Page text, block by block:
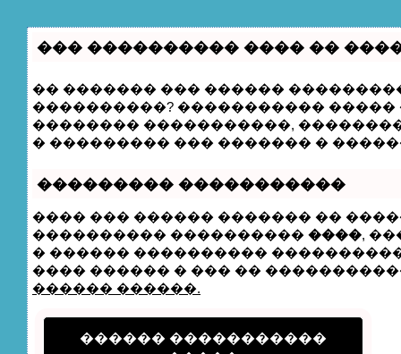
��� ���������� ���� ��
�� ������� ��� ������
����������? ����������� �����
�������� �����������,
� ��������� ��� ������� �
��������� �����������
���� ��� ������ ������� ��
���������� ���������� ����,
� ������ ����������
���� ������ � ��� ��
������ ������.
������ �����������